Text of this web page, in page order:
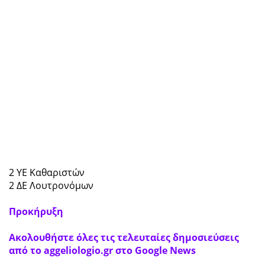
2 ΥΕ Καθαριστών
2 ΔΕ Λουτρονόμων
Προκήρυξη
Ακολουθήστε όλες τις τελευταίες δημοσιεύσεις
από το aggeliologio.gr στο Google News